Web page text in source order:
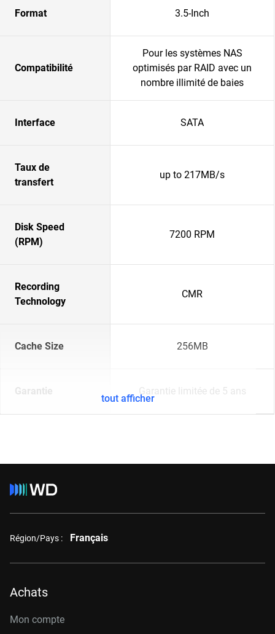
Format 3.5-Inch
Compatibilité
Pour les systèmes NAS
optimisés par RAID avec un
nombre illimité de baies
Interface SATA
Taux de
transfert
up to 217MB/s
Disk Speed
(RPM)
7200 RPM
Recording
Technology
CMR
Cache Size 256MB
Garantie Garantie limitée de 5 ans
tout afficher
Région/Pays : Français
Achats
Mon compte